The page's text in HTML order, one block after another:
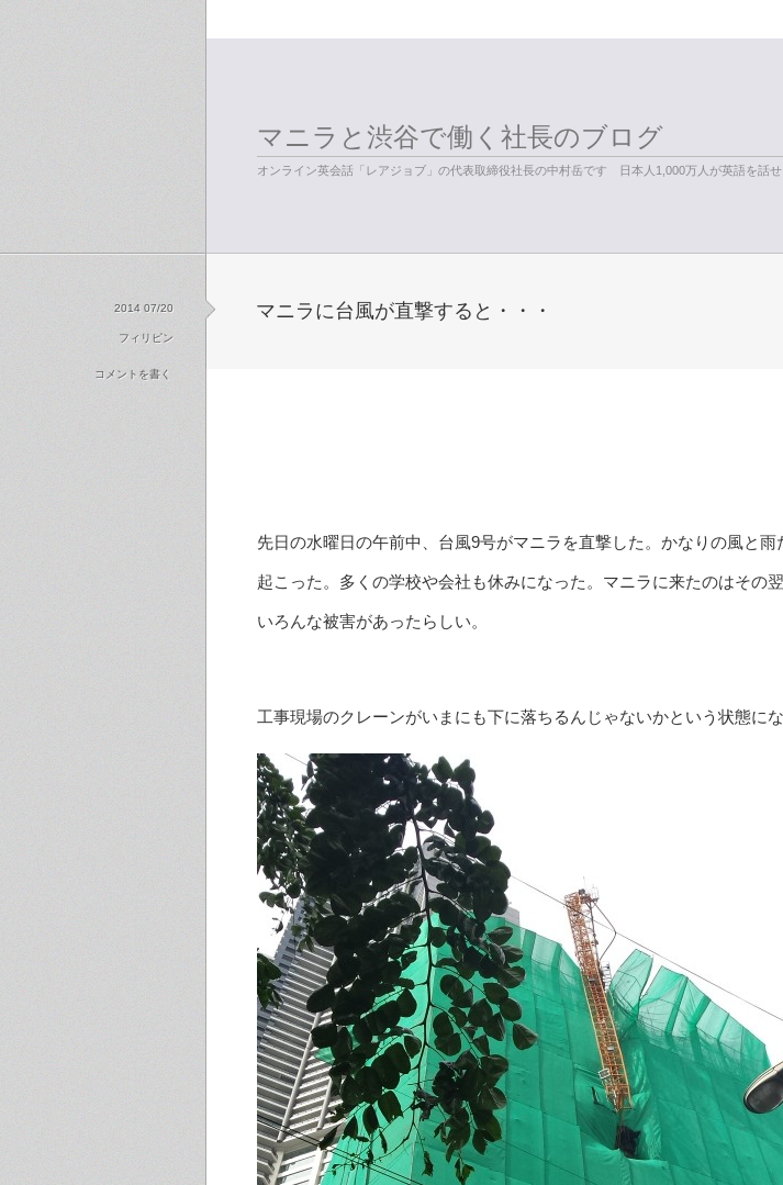
マニラと渋谷で働く社長のブログ
オンライン英会話「レアジョブ」の代表取締役社長の中村岳です 日本人1,000万人が英語を話
マニラに台風が直撃すると・・・
先日の水曜日の午前中、台風9号がマニラを直撃した。かなりの風と
起こった。多くの学校や会社も休みになった。マニラに来たのはその
いろんな被害があったらしい。
工事現場のクレーンがいまにも下に落ちるんじゃないかという状態に
2014 07/20
フィリピン
コメントを書く